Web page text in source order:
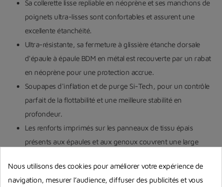
Sa collerette lisse repliable en néoprène et ses manchons de
poignets ultra-lisses sont confortables et assurent une
excellente étanchéité.
Ultra-résistante, sa fermeture à glissière étanche dorsale
d'épaule à épaule BDM en métal est recouverte par un rabat
en néoprène pour une protection accrue.
Soupapes d'inflation et de purge Si-Tech, pour un contrôle
parfait de la flottabilité et une meilleure stabilité en
profondeur.
Les renforts imprimés sur les panneaux de tissu épais
présents aux épaules et aux genoux couvrent une large
Ses chaussons en néoprène intégrés permettent de
retourner complètement la combinaison pour le nettoyage
Nous utilisons des cookies pour améliorer votre expérience de
navigation, mesurer l’audience, diffuser des publicités et vous